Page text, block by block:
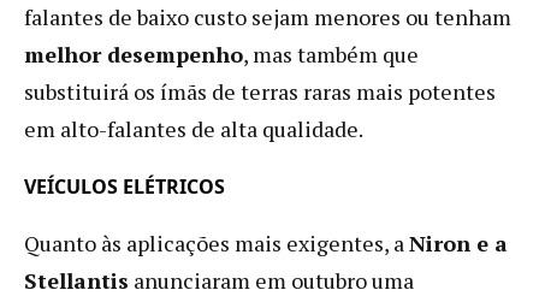
falantes de baixo custo sejam menores ou tenham
melhor desempenho, mas também que
substituirá os ímãs de terras raras mais potentes
em alto-falantes de alta qualidade.
VEÍCULOS ELÉTRICOS
Quanto às aplicações mais exigentes, aNiron e a
Stellantis anunciaram em outubro uma